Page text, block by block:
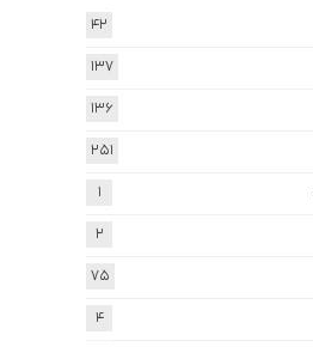
42
137
136
251
1
2
75
4